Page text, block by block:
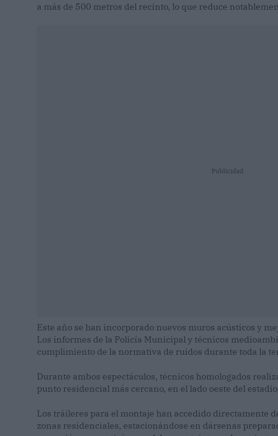
a más de 500 metros del recinto, lo que reduce
Publicidad
Este año se han incorporado nuevos muros acústicos y
Los informes de la Policía Municipal y técnicos
cumplimiento de la normativa de ruidos durante toda la
Durante ambos espectáculos, técnicos homologados
punto residencial más cercano, en el lado oeste del
Los tráileres para el montaje han accedido directamente
zonas residenciales, estacionándose en dársenas